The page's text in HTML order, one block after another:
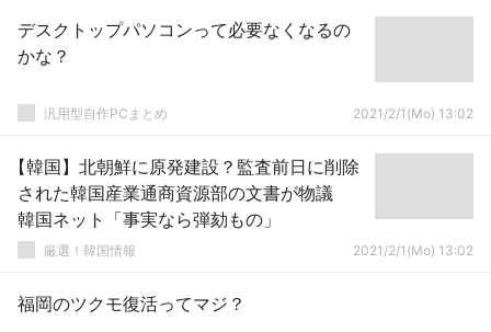
デスクトップパソコンって必要なくなるの
かな？
汎用型自作PCまとめ 2021/2/1(Mo) 13:02
【韓国】北朝鮮に原発建設？監査前日に削除
された韓国産業通商資源部の文書が物議
韓国ネット「事実なら弾劾もの」
厳選！韓国情報 2021/2/1(Mo) 13:02
福岡のツクモ復活ってマジ？